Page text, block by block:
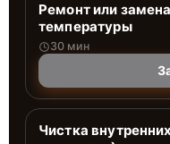
Ремонт или
температуры
30 мин
Чистка